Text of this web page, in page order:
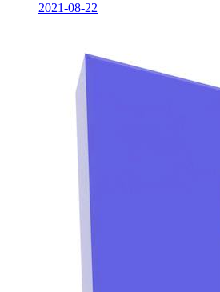
2021-08-22